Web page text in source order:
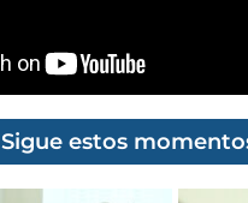
Sigue estos